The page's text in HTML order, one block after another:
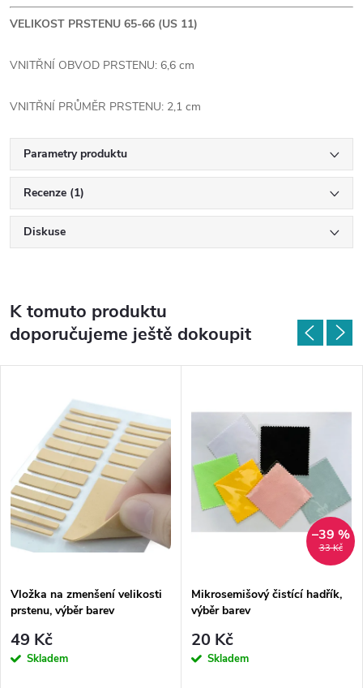
VELIKOST PRSTENU 65-66 (US 11)
VNITŘNÍ OBVOD PRSTENU: 6,6 cm
VNITŘNÍ PRŮMĚR PRSTENU: 2,1 cm
Parametry produktu
Recenze (1)
Diskuse
K tomuto produktu
doporučujeme ještě dokoupit
Vložka na zmenšení velikosti
prstenu, výběr barev
49 Kč
Skladem
33 Kč
–39 %
Mikrosemišový čistící hadřík,
výběr barev
20 Kč
Skladem